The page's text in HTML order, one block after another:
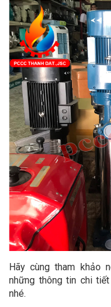
Hãy cùng tham khảo
những thông tin chi
nhé.